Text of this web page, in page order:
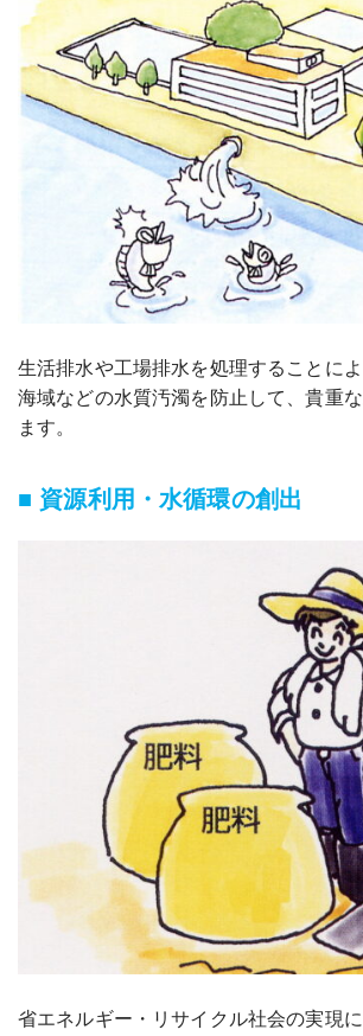
生活排水や工場排水を処理することによ
海域などの水質汚濁を防止して、貴重
ます。
■ 資源利用・水循環の創出
省エネルギー・リサイクル社会の実現